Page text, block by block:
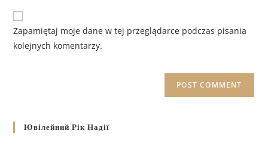
Zapamiętaj moje dane w tej przeglądarce podczas pisania
kolejnych komentarzy.
Ювілейний Рік Надії